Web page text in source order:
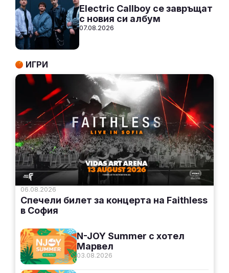
Electric Callboy се завръщат
с новия си албум
07.08.2026
ИГРИ
06.08.2026
Спечели билет за концерта на Faithless
в София
03.08.2026
N-JOY Summer с хотел
Марвел